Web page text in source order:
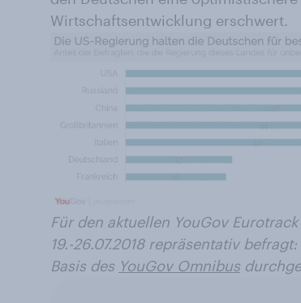
Wirtschaftsentwicklung erschwert.
Für den aktuellen YouGov
19.-26.07.2018 repräsentativ befragt:
Basis des YouGov Omnibus